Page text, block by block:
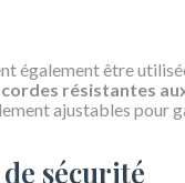
également être
cordes résistantes
ajustables pour
sécurité